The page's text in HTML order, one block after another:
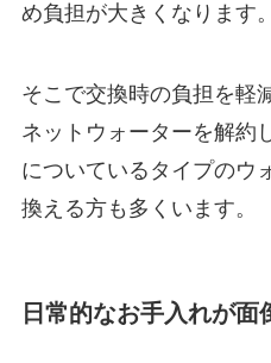
め負担が大きくなります。
そこで交換時の負担を軽
ネットウォーターを解約
についているタイプのウ
換える方も多くいます。
日常的なお手入れが面